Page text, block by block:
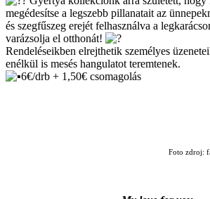
megédesítse a legszebb pillanatait az
és szegfűszeg erejét felhasználva a
varázsolja el otthonát!
Rendeléseikben elrejthetik személyes
enélkül is mesés hangulatot teremtenek.
6€/drb + 1,50€ csomagolás
Foto zdroj: